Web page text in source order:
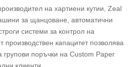
на хартиени кутии, Zeal
за щанцоване, автоматични
системи за контрол на
производствен капацитет позволява
групови поръчки на Custom Paper